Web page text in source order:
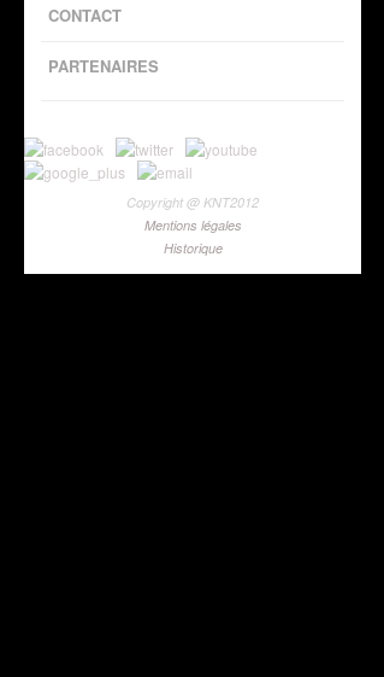
CONTACT
PARTENAIRES
Copyright @ KNT2012
Mentions légales
Historique